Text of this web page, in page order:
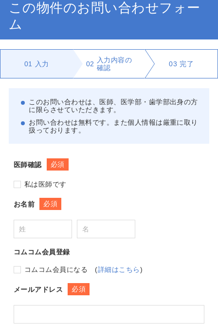
この物件のお問い合わせフォー
ム
01 入力 02 入力内容の
確認
03 完了
このお問い合わせは、医師、医学部・歯学部出身の方
に限らさせていただきます。
お問い合わせは無料です。また個人情報は厳重に取り
扱っております。
医師確認 必須
私は医師です
お名前 必須
コムコム会員登録
コムコム会員になる (詳細はこちら)
メールアドレス 必須